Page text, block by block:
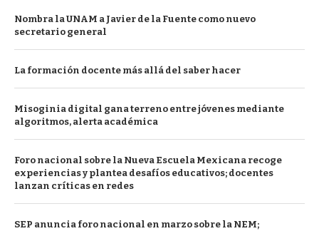
Nombra la UNAM a Javier de la Fuente como nuevo
secretario general
La formación docente más allá del saber hacer
Misoginia digital gana terreno entre jóvenes mediante
algoritmos, alerta académica
Foro nacional sobre la Nueva Escuela Mexicana recoge
experiencias y plantea desafíos educativos; docentes
lanzan críticas en redes
SEP anuncia foro nacional en marzo sobre la NEM;